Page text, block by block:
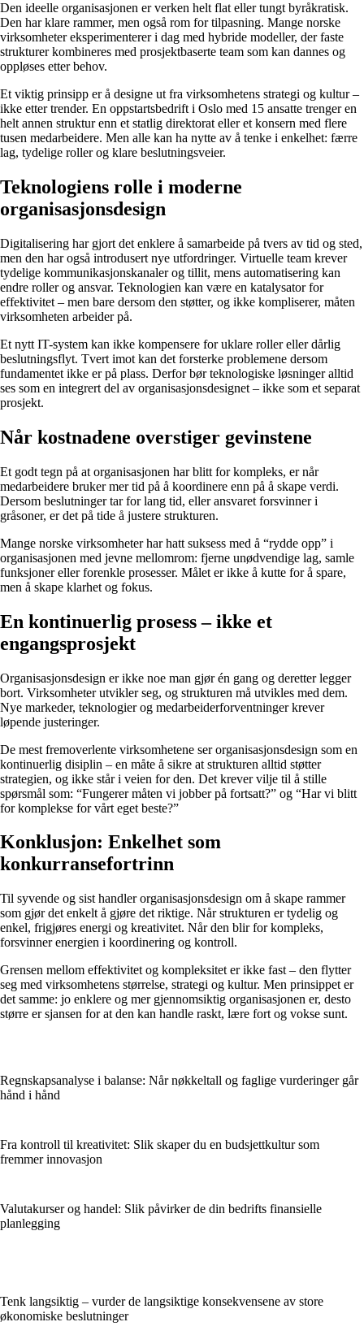
Den ideelle organisasjonen er verken helt flat eller tungt byråkratisk.
Den har klare rammer, men også rom for tilpasning. Mange norske
virksomheter eksperimenterer i dag med hybride modeller, der faste
strukturer kombineres med prosjektbaserte team som kan dannes og
oppløses etter behov.
Et viktig prinsipp er å designe ut fra virksomhetens strategi og kultur –
ikke etter trender. En oppstartsbedrift i Oslo med 15 ansatte trenger en
helt annen struktur enn et statlig direktorat eller et konsern med flere
tusen medarbeidere. Men alle kan ha nytte av å tenke i enkelhet: færre
lag, tydelige roller og klare beslutningsveier.
Teknologiens rolle i moderne
organisasjonsdesign
Digitalisering har gjort det enklere å samarbeide på tvers av tid og sted,
men den har også introdusert nye utfordringer. Virtuelle team krever
tydelige kommunikasjonskanaler og tillit, mens automatisering kan
endre roller og ansvar. Teknologien kan være en katalysator for
effektivitet – men bare dersom den støtter, og ikke kompliserer, måten
virksomheten arbeider på.
Et nytt IT-system kan ikke kompensere for uklare roller eller dårlig
beslutningsflyt. Tvert imot kan det forsterke problemene dersom
fundamentet ikke er på plass. Derfor bør teknologiske løsninger alltid
ses som en integrert del av organisasjonsdesignet – ikke som et separat
prosjekt.
Når kostnadene overstiger gevinstene
Et godt tegn på at organisasjonen har blitt for kompleks, er når
medarbeidere bruker mer tid på å koordinere enn på å skape verdi.
Dersom beslutninger tar for lang tid, eller ansvaret forsvinner i
gråsoner, er det på tide å justere strukturen.
Mange norske virksomheter har hatt suksess med å “rydde opp” i
organisasjonen med jevne mellomrom: fjerne unødvendige lag, samle
funksjoner eller forenkle prosesser. Målet er ikke å kutte for å spare,
men å skape klarhet og fokus.
En kontinuerlig prosess – ikke et
engangsprosjekt
Organisasjonsdesign er ikke noe man gjør én gang og deretter legger
bort. Virksomheter utvikler seg, og strukturen må utvikles med dem.
Nye markeder, teknologier og medarbeiderforventninger krever
løpende justeringer.
De mest fremoverlente virksomhetene ser organisasjonsdesign som en
kontinuerlig disiplin – en måte å sikre at strukturen alltid støtter
strategien, og ikke står i veien for den. Det krever vilje til å stille
spørsmål som: “Fungerer måten vi jobber på fortsatt?” og “Har vi blitt
for komplekse for vårt eget beste?”
Konklusjon: Enkelhet som
konkurransefortrinn
Til syvende og sist handler organisasjonsdesign om å skape rammer
som gjør det enkelt å gjøre det riktige. Når strukturen er tydelig og
enkel, frigjøres energi og kreativitet. Når den blir for kompleks,
forsvinner energien i koordinering og kontroll.
Grensen mellom effektivitet og kompleksitet er ikke fast – den flytter
seg med virksomhetens størrelse, strategi og kultur. Men prinsippet er
det samme: jo enklere og mer gjennomsiktig organisasjonen er, desto
større er sjansen for at den kan handle raskt, lære fort og vokse sunt.
Regnskapsanalyse i balanse: Når nøkkeltall og faglige vurderinger går
hånd i hånd
Fra kontroll til kreativitet: Slik skaper du en budsjettkultur som
fremmer innovasjon
Valutakurser og handel: Slik påvirker de din bedrifts finansielle
planlegging
Tenk langsiktig – vurder de langsiktige konsekvensene av store
økonomiske beslutninger